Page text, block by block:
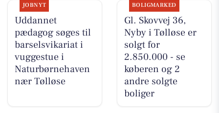
JOBNYT
Uddannet
pædagog søges til
barselsvikariat i
vuggestue i
Naturbørnehaven
nær Tølløse
BOLIGMARKED
Gl. Skovvej 36,
Nyby i Tølløse er
solgt for
2.850.000 - se
køberen og 2
andre solgte
boliger